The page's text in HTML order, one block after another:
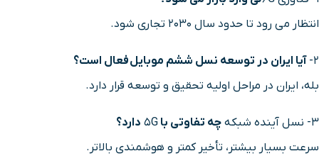
انتظار می رود تا حدود سال ۲۰۳۰ تجاری شود.
2- آیا ایران در توسعه نسل ششم موبایلفعال است؟
بله، ایران در مراحل اولیه تحقیق و توسعه قرار دارد.
3- نسل آینده شبکه چه تفاوتی با 5G دارد؟
سرعت بسیار بیشتر، تأخیر کمتر و هوشمندی بالاتر.